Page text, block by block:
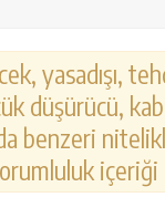
yasadışı,
düşürücü,
benzeri